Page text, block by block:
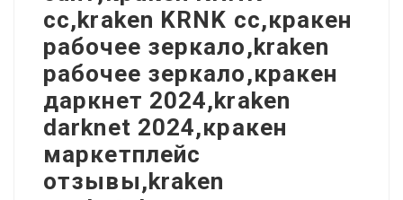
cc,kraken KRNK cc,кракен
рабочее зеркало,kraken
рабочее зеркало,кракен
даркнет 2024,kraken
darknet 2024,кракен
маркетплейс
отзывы,kraken